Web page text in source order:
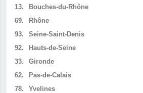
13.
Bouches-du-Rhône
69.
Rhône
93.
Seine-Saint-Denis
92.
Hauts-de-Seine
33.
Gironde
62.
Pas-de-Calais
78.
Yvelines